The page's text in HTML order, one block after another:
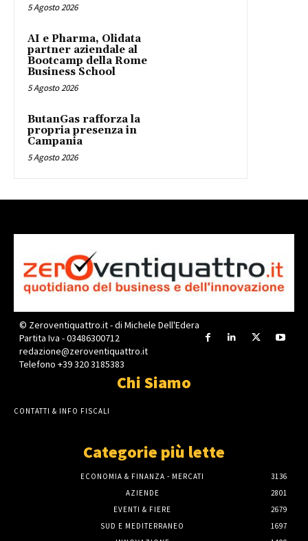
5 Agosto 2026
AI e Pharma, Olidata
partner aziendale al
Bootcamp della Rome
Business School
5 Agosto 2026
ButanGas rafforza la
propria presenza in
Campania
5 Agosto 2026
© Zeroventiquattro.it - di Michele Dell'Edera
Partita Iva - 03486300712
redazione@zeroventiquattro.it
Telefono +39 320 3185383
Chi Siamo
CONTATTI & INFO FISCALI
Categorie più lette
ECONOMIA & FINANZA - MERCATI
3136
AZIENDE
2801
EVENTI & FIERE
2679
SUD E MEDITERRANEO
1697